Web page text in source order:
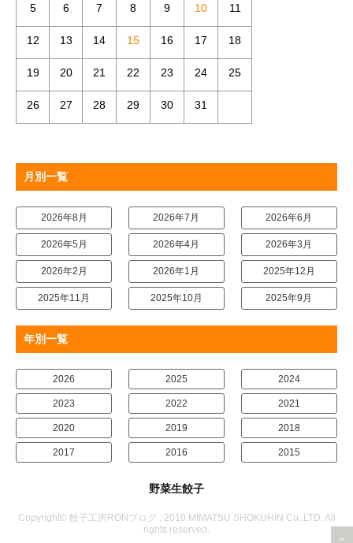
5 6 7 8 9 10 11
12 13 14 15 16 17 18
19 20 21 22 23 24 25
26 27 28 29 30 31
月別一覧
2026年8月 2026年7月 2026年6月
2026年5月 2026年4月 2026年3月
2026年2月 2026年1月 2025年12月
2025年11月 2025年10月 2025年9月
年別一覧
2026 2025 2024
2023 2022 2021
2020 2019 2018
2017 2016 2015
野菜生餃子
Copyright© 餃子工房RONブログ , 2019 MIMATSU SHOKUHIN Co.,LTD. All
rights reserved.